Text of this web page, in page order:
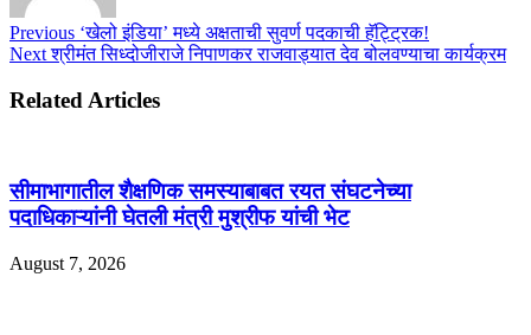
Previous ‘खेलो इंडिया’ मध्ये अक्षताची सुवर्ण पदकाची हॅट्ट्रिक!
Nextश्रीमंत सिध्दोजीराजे निपाणकर राजवाड्यात देव बोलवण्याचा कार्यक्रम
Related Articles
सीमाभागातील शैक्षणिक समस्याबाबत रयत संघटनेच्या
पदाधिकाऱ्यांनी घेतली मंत्री मुश्रीफ यांची भेट
August 7, 2026